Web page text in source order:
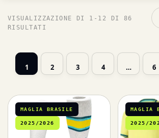
VISUALIZZAZIONE DI 1-12 DI 86
RISULTATI
1 2 3 4 … 6
MAGLIA BRASILE
2025/2026
MAGLIA
2025/